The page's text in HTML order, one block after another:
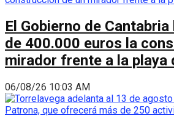
El Gobierno de
de 400.000 euros la
mirador frente a la playa
06/08/26 10:03 AM